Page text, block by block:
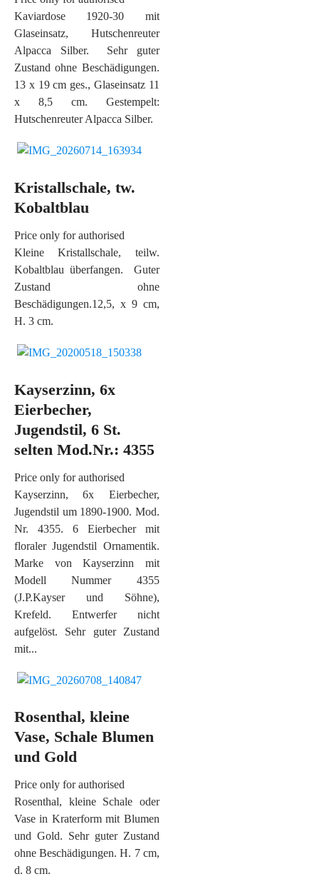
Kaviardose 1920-30 mit
Glaseinsatz, Hutschenreuter
Alpacca Silber. Sehr guter
Zustand ohne Beschädigungen.
13 x 19 cm ges., Glaseinsatz 11
x 8,5 cm. Gestempelt:
Hutschenreuter Alpacca Silber.
Kristallschale, tw.
Kobaltblau
Price only for authorised
Kleine Kristallschale, teilw.
Kobaltblau überfangen. Guter
Zustand ohne
Beschädigungen.12,5, x 9 cm,
H. 3 cm.
Kayserzinn, 6x
Eierbecher,
Jugendstil, 6 St.
selten Mod.Nr.: 4355
Price only for authorised
Kayserzinn, 6x Eierbecher,
Jugendstil um 1890-1900. Mod.
Nr. 4355. 6 Eierbecher mit
floraler Jugendstil Ornamentik.
Marke von Kayserzinn mit
Modell Nummer 4355
(J.P.Kayser und Söhne),
Krefeld. Entwerfer nicht
aufgelöst. Sehr guter Zustand
mit...
Rosenthal, kleine
Vase, Schale Blumen
und Gold
Price only for authorised
Rosenthal, kleine Schale oder
Vase in Kraterform mit Blumen
und Gold. Sehr guter Zustand
ohne Beschädigungen. H. 7 cm,
d. 8 cm.